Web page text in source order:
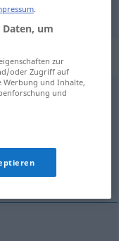
.
um
zur
oder Zugriff auf
Werbung und Inhalte,
und